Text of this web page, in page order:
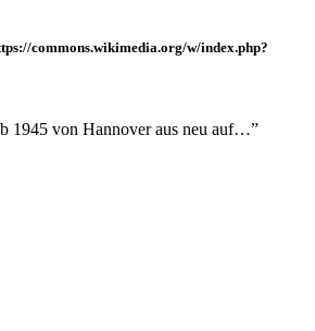
commons.wikimedia.org/w/index.php?
1945 von Hannover aus neu auf…”